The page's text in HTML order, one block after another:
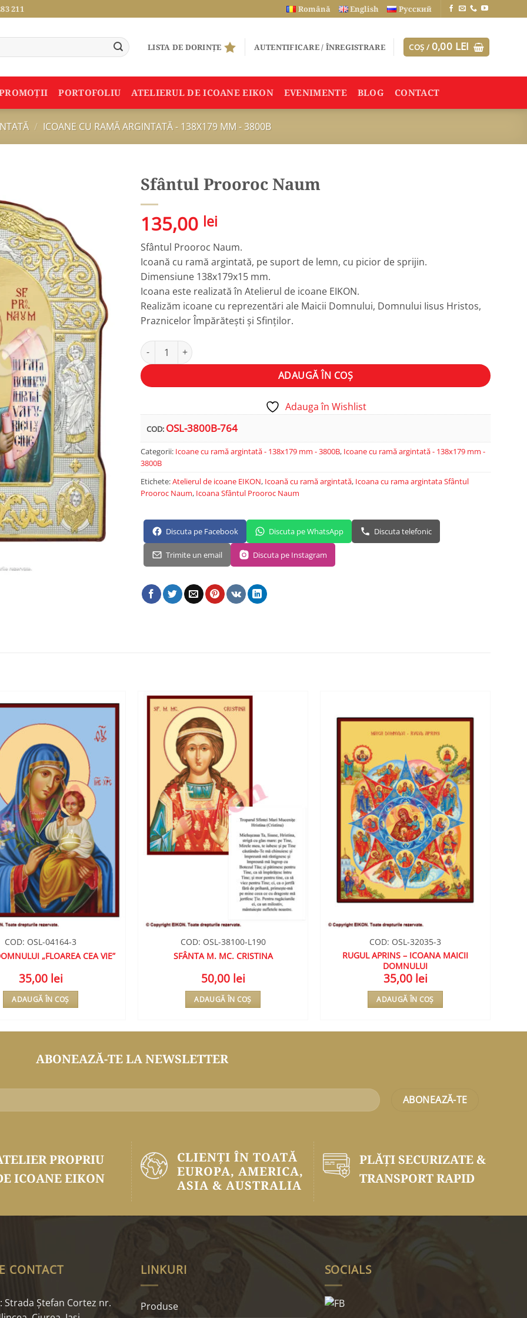
211 Română English Русский
LISTA DE DORINȚE AUTENTIFICARE / ÎNREGISTRARE COȘ / 0,00 LEI
PORTOFOLIU ATELIERUL DE ICOANE EIKON EVENIMENTE BLOG CONTACT
/ ICOANE CU RAMĂ ARGINTATĂ - 138X179 MM - 3800B
Sfântul Prooroc Naum
135,00 lei
Sfântul Prooroc Naum.
Icoană cu ramă argintată, pe suport de lemn, cu picior de sprijin.
Dimensiune 138x179x15 mm.
Icoana este realizată în Atelierul de icoane EIKON.
Realizăm icoane cu reprezentări ale Maicii Domnului, Domnului Iisus Hristos,
Praznicelor Împărătești și Sfinților.
Cantitate Sfântul Prooroc Naum
ADAUGĂ ÎN COȘ
Alternative:
Adauga în Wishlist
COD: OSL-3800B-764
Categorii: Icoane cu ramă argintată - 138x179 mm - 3800B, Icoane cu ramă argintată - 138x179 mm -
3800B
Etichete:Atelierul de icoane EIKON, Icoană cu ramă argintată, Icoana cu rama argintata Sfântul
Prooroc Naum, Icoana Sfântul Prooroc Naum
Discuta pe Facebook Discuta pe WhatsApp Discuta telefonic
Trimite un email Discuta pe Instagram
ADAUGA
ÎN
WISHLIST
COD: OSL-04164-3
„FLOAREA CEA VIE”
35,00 lei
ADAUGĂ ÎN COȘ
COD: OSL-38100-L190
SFÂNTA M. MC. CRISTINA
50,00 lei
ADAUGĂ ÎN COȘ
ADAUGA
COD: OSL-32035-3
RUGUL APRINS – ICOANA MAICII
DOMNULUI
35,00 lei
ADAUGĂ ÎN COȘ
ABONEAZĂ-TE LA NEWSLETTER
PROPRIU
ICOANE EIKON
CLIENȚI ÎN TOATĂ
EUROPA, AMERICA,
ASIA & AUSTRALIA
PLĂŢI SECURIZATE &
TRANSPORT RAPID
CONTACT
Ştefan Cortez nr.
LINKURI
Produse
SOCIALS